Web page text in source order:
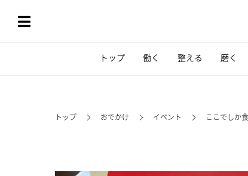
トップ 働く 整える 磨く
トップ おでかけ イベント ここでしか